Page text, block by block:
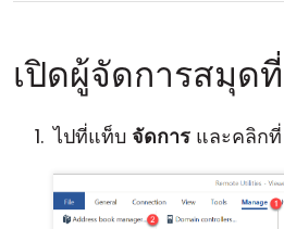
เปิดผู้จัดการสมุด
ไปที่แท็บ จัดการ และคลิกที่